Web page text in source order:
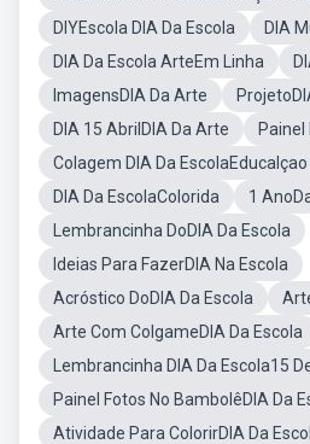
DIYEscola DIA Da Escola
DIA
DIA Da Escola ArteEm Linha
ImagensDIA Da Arte
DIA 15 AbrilDIA Da Arte
Painel
Colagem DIA Da
DIA Da EscolaColorida
1
Lembrancinha DoDIA Da Escola
Ideias Para FazerDIA Na Escola
Acróstico DoDIA Da Escola
Arte Com ColgameDIA Da Escola
Lembrancinha DIA Da Escola15
Painel Fotos No BambolêDIA Da
Atividade Para ColorirDIA Da